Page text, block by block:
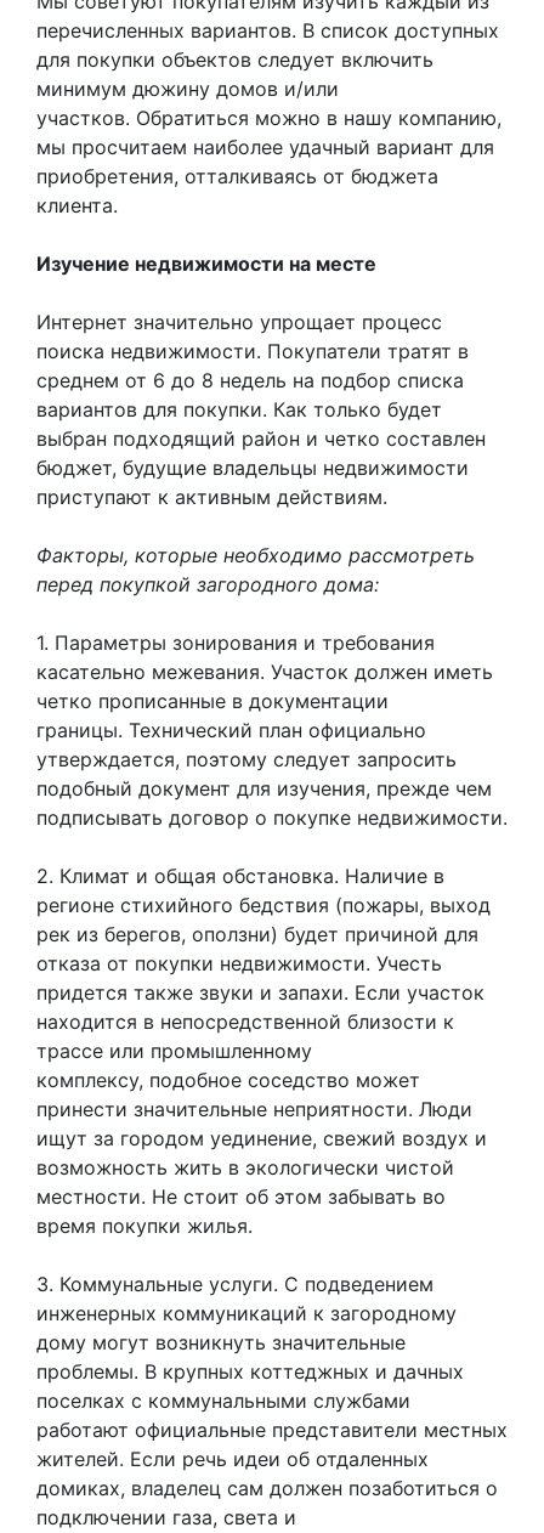
перечисленных вариантов. В список доступных
для покупки объектов следует включить
минимум дюжину домов и/или
участков. Обратиться можно в нашу компанию,
мы просчитаем наиболее удачный вариант для
приобретения, отталкиваясь от бюджета
клиента.
Изучение недвижимости на месте
Интернет значительно упрощает процесс
поиска недвижимости. Покупатели тратят в
среднем от 6 до 8 недель на подбор списка
вариантов для покупки. Как только будет
выбран подходящий район и четко составлен
бюджет, будущие владельцы недвижимости
приступают к активным действиям.
Факторы, которые необходимо рассмотреть
перед покупкой загородного дома:
1. Параметры зонирования и требования
касательно межевания. Участок должен иметь
четко прописанные в документации
границы. Технический план официально
утверждается, поэтому следует запросить
подобный документ для изучения, прежде чем
подписывать договор о покупке недвижимости.
2. Климат и общая обстановка. Наличие в
регионе стихийного бедствия (пожары, выход
рек из берегов, оползни) будет причиной для
отказа от покупки недвижимости. Учесть
придется также звуки и запахи. Если участок
находится в непосредственной близости к
трассе или промышленному
комплексу, подобное соседство может
принести значительные неприятности. Люди
ищут за городом уединение, свежий воздух и
возможность жить в экологически чистой
местности. Не стоит об этом забывать во
время покупки жилья.
3. Коммунальные услуги. С подведением
инженерных коммуникаций к загородному
дому могут возникнуть значительные
проблемы. В крупных коттеджных и дачных
поселках с коммунальными службами
работают официальные представители местных
жителей. Если речь идеи об отдаленных
домиках, владелец сам должен позаботиться о
подключении газа, света и